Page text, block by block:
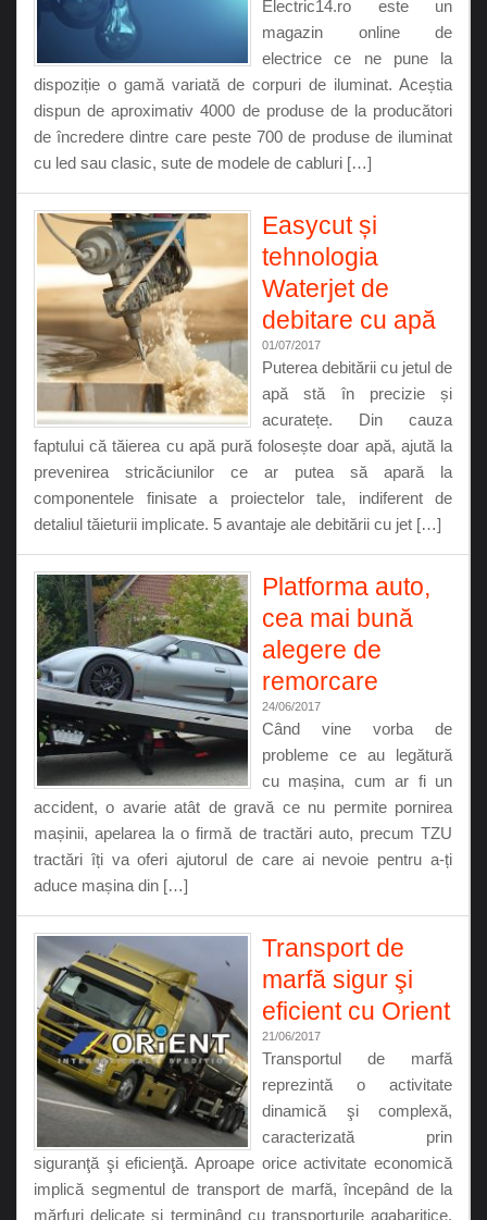
Electric14.ro este un
magazin online de
electrice ce ne pune la
dispoziție o gamă variată de corpuri de iluminat. Aceștia
dispun de aproximativ 4000 de produse de la producători
de încredere dintre care peste 700 de produse de iluminat
cu led sau clasic, sute de modele de cabluri […]
Easycut și
tehnologia
Waterjet de
debitare cu apă
01/07/2017
Puterea debitării cu jetul de
apă stă în precizie și
acuratețe. Din cauza
faptului că tăierea cu apă pură folosește doar apă, ajută la
prevenirea stricăciunilor ce ar putea să apară la
componentele finisate a proiectelor tale, indiferent de
detaliul tăieturii implicate. 5 avantaje ale debitării cu jet […]
Platforma auto,
cea mai bună
alegere de
remorcare
24/06/2017
Când vine vorba de
probleme ce au legătură
cu mașina, cum ar fi un
accident, o avarie atât de gravă ce nu permite pornirea
mașinii, apelarea la o firmă de tractări auto, precum TZU
tractări îți va oferi ajutorul de care ai nevoie pentru a-ți
aduce mașina din […]
Transport de
marfă sigur şi
eficient cu Orient
21/06/2017
Transportul de marfă
reprezintă o activitate
dinamică şi complexă,
caracterizată prin
siguranţă şi eficienţă. Aproape orice activitate economică
implică segmentul de transport de marfă, începând de la
mărfuri delicate şi terminând cu transporturile agabaritice,